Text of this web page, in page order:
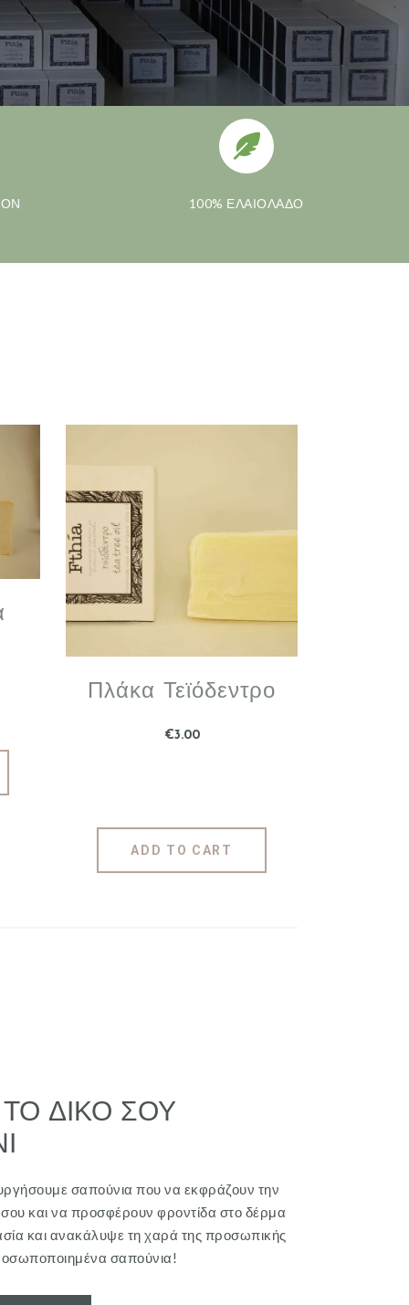
100% ΕΛΑΙΟΛΑΔΟ
Πλάκα Τεϊόδεντρο
€3.00
ADD TO CART
ΔΙΚΟ ΣΟΥ
σαπούνια που να εκφράζουν την
και να προσφέρουν φροντίδα στο δέρμα
και ανακάλυψε τη χαρά της προσωπικής
σαπούνια!